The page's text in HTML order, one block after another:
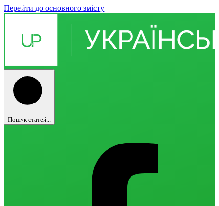
Перейти до основного змісту
Пошук статей...